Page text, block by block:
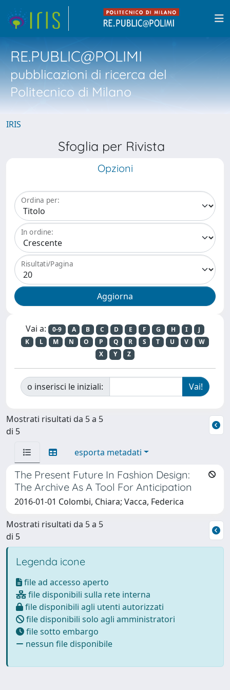
RE.PUBLIC@POLIMI
pubblicazioni di ricerca del
Politecnico di Milano
IRIS
Sfoglia per Rivista
Opzioni
Ordina per:
In ordine:
Risultati/Pagina
Vai a: 0-9 A B C D E F G H I
J
K
L M N O P Q R S T U V
W
X
Y Z
o inserisci le iniziali:
Mostrati risultati da 5 a 5
di 5
esporta metadati
The Present Future In Fashion Design:
The Archive As A Tool For Anticipation
2016-01-01 Colombi, Chiara; Vacca, Federica
Mostrati risultati da 5 a 5
di 5
Legenda icone
file ad accesso aperto
file disponibili sulla rete interna
file disponibili agli utenti autorizzati
file disponibili solo agli amministratori
file sotto embargo
nessun file disponibile